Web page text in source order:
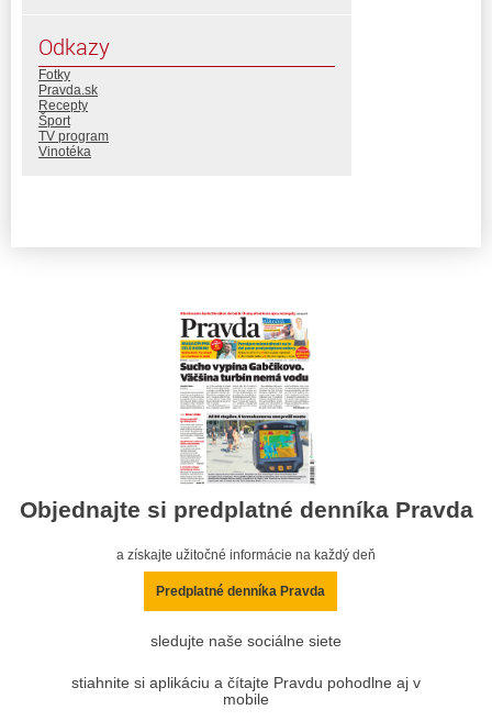
Odkazy
Fotky
Pravda.sk
Recepty
Šport
TV program
Vinotéka
Objednajte si predplatné denníka Pravda
a získajte užitočné informácie na každý deň
Predplatné denníka Pravda
sledujte naše sociálne siete
stiahnite si aplikáciu a čítajte Pravdu pohodlne aj v
mobile